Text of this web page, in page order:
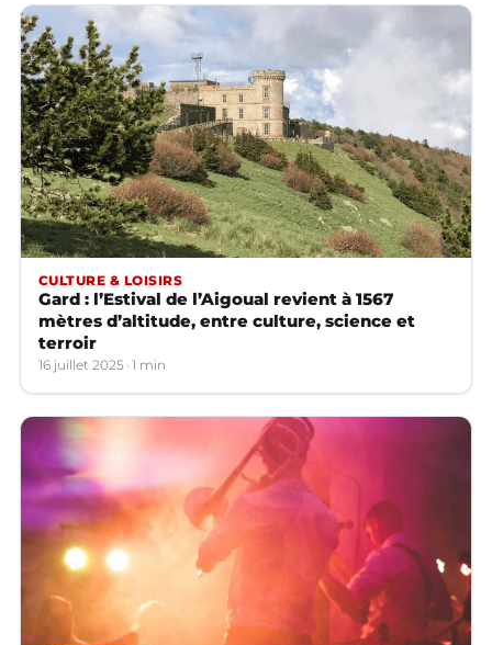
CULTURE & LOISIRS
Gard : l’Estival de l’Aigoual revient à 1567
mètres d’altitude, entre culture, science et
terroir
16 juillet 2025 1 min